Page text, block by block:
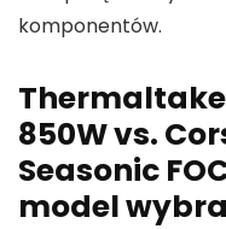
komponentów.
Thermaltake
850W vs.
Seasonic
model